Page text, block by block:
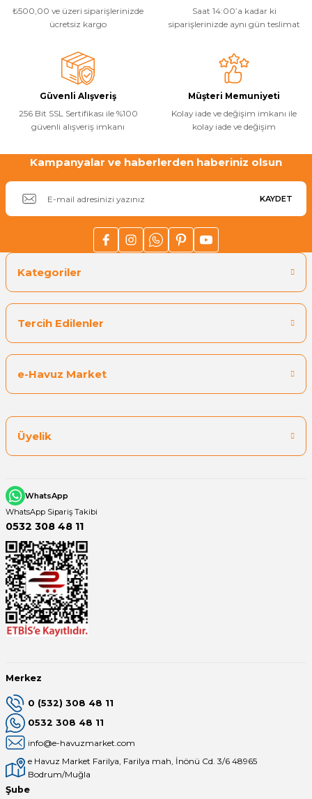
Ürün açıklamasında eksik bilgiler bulunuyor.
Ürün bilgilerinde hatalar bulunuyor.
Ürün fiyatı diğer sitelerden daha pahalı.
Bu ürüne benzer farklı alternatifler olmalı.
Gönder
₺500,00 ve üzeri siparişlerinizde
ücretsiz kargo
Saat 14:00’a kadar ki
siparişlerinizde aynı gün teslimat
Güvenli Alışveriş
256 Bit SSL Sertifikası ile %100
güvenli alışveriş imkanı
Müşteri Memuniyeti
Kolay iade ve değişim imkanı ile
kolay iade ve değişim
Kampanyalar ve haberlerden haberiniz olsun
KAYDET
Kategoriler
Tercih Edilenler
e-Havuz Market
Üyelik
WhatsApp
WhatsApp Sipariş Takibi
0532 308 48 11
Merkez
0 (532) 308 48 11
0532 308 48 11
info@e-havuzmarket.com
e Havuz Market Farilya, Farilya mah, İnönü Cd. 3/6 48965
Bodrum/Muğla
Şube